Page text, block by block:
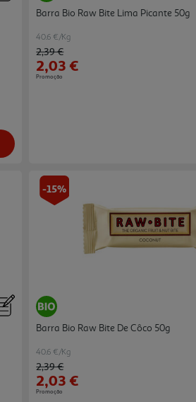
Barra Bio Raw Bite Lima Picante 50g
40.6 €/Kg
Price reduced from
2,39 €to
2,03 €
Promoção
-15%
Barra Bio Raw Bite De Côco 50g
40.6 €/Kg
Price reduced from
2,39 €to
2,03 €
Promoção